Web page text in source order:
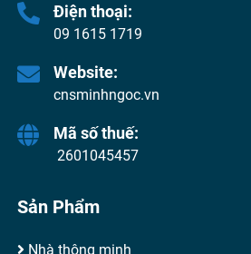
Điện thoại:
09 1615 1719
Website:
cnsminhngoc.vn
Mã số thuế:
2601045457
Sản Phẩm
Nhà thông minh